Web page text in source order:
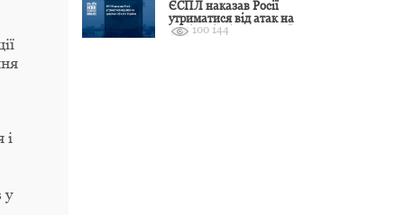
і
у
ЄСПЛ наказав Росії
утриматися від атак на
цивільні об’єкти України
100 144